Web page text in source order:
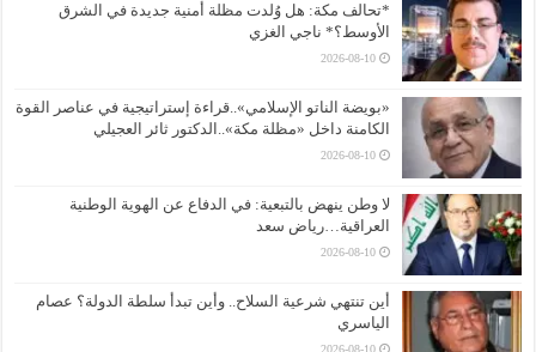
*تحالف مكة: هل وُلدت مظلة أمنية جديدة في الشرق
الأوسط؟* ناجي الغزي
2026-08-10
«بويضة الناتو الإسلامي»..قراءة إستراتيجية في عناصر القوة
الكامنة داخل «مظلة مكة»..الدكتور ثائر العجيلي
2026-08-10
لا وطن ينهض بالتبعية: في الدفاع عن الهوية الوطنية
العراقية…رياض سعد
2026-08-10
أين تنتهي شرعية السلاح.. وأين تبدأ سلطة الدولة؟ عصام
الياسري